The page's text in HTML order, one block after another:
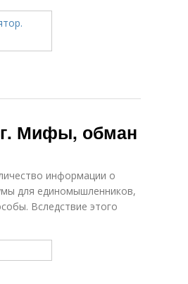
Мифы, обман
информации о
для единомышленников,
Вследствие этого